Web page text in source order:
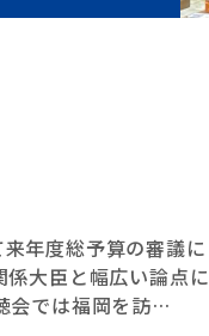
年度総予算の審議に
大臣と幅広い論点に
会では福岡を訪…